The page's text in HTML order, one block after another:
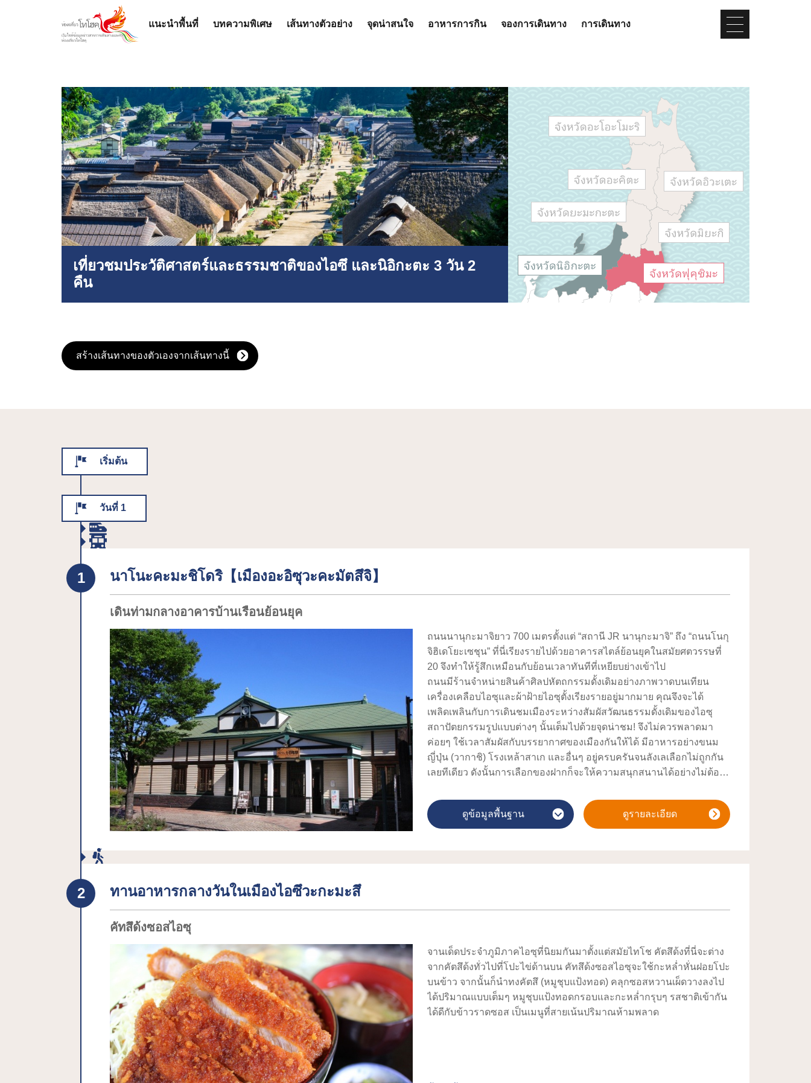
แนะนำพื้นที่ บทความพิเศษ เส้นทางตัวอย่าง จุดน่าสนใจ อาหารการกิน จองการเดินทาง การเดินทาง
เที่ยวชมประวัติศาสตร์และธรรมชาติของไอซึ และนิอิกะตะ 3 วัน 2
คืน
สร้างเส้นทางของตัวเองจากเส้นทางนี้
เริ่มต้น
วันที่ 1
นาโนะคะมะชิโดริ【เมืองอะอิซุวะคะมัตสึจิ】
เดินท่ามกลางอาคารบ้านเรือนย้อนยุค
ถนนนานุกะมาจิยาว 700 เมตรตั้งแต่ “สถานี JR นานุกะมาจิ” ถึง “ถนนโนกุ
จิฮิเดโยะเซชุน” ที่นี่เรียงรายไปด้วยอาคารสไตล์ย้อนยุคในสมัยศตวรรษที่
20 จึงทำให้รู้สึกเหมือนกับย้อนเวลาทันทีที่เหยียบย่างเข้าไป
ถนนมีร้านจำหน่ายสินค้าศิลปหัตถกรรมดั้งเดิมอย่างภาพวาดบนเทียน
เครื่องเคลือบไอซุและผ้าฝ้ายไอซุตั้งเรียงรายอยู่มากมาย คุณจึงจะได้
เพลิดเพลินกับการเดินชมเมืองระหว่างสัมผัสวัฒนธรรมดั้งเดิมของไอซุ
สถาปัตยกรรมรูปแบบต่างๆ นั้นเต็มไปด้วยจุดน่าชม! จึงไม่ควรพลาดมา
ค่อยๆ ใช้เวลาสัมผัสกับบรรยากาศของเมืองกันให้ได้ มีอาหารอย่างขนม
ญี่ปุ่น (วากาชิ) โรงเหล้าสาเก และอื่นๆ อยู่ครบครันจนลังเลเลือกไม่ถูกกัน
เลยทีเดียว ดังนั้นการเลือกของฝากก็จะให้ความสนุกสนานได้อย่างไม่ต้อง
ย้อนยุคของเมืองให้มากขึ้นอีกขั้น
ไม่ใช่แค่ร้านค้าหน้าตาเก๋ไก๋เท่านั้น แต่ยังมีสถานที่ที่เกี่ยวพันกับชินเซ็นกุมิ
ของเขตเทศบาล 17 แห่งในภูมิภาคไอซุ คุณจะรู้สึกมีความสุขเมื่อถูกราย
ดูข้อมูลพื้นฐาน ดูรายละเอียด
ทานอาหารกลางวันในเมืองไอซึวะกะมะสึ
คัทสึด้งซอสไอซุ
จานเด็ดประจำภูมิภาคไอซุที่นิยมกันมาตั้งแต่สมัยไทโช คัตสึด้งที่นี่จะต่าง
จากคัตสึด้งทั่วไปที่โปะไข่ด้านบน คัทสึด้งซอสไอซุจะใช้กะหล่ำหั่นฝอยโปะ
บนข้าว จากนั้นก็นำทงคัตสึ (หมูชุบแป้งทอด) คลุกซอสหวานเผ็ดวางลงไป
ได้ปริมาณแบบเต็มๆ หมูชุบแป้งทอดกรอบและกะหล่ำกรุบๆ รสชาติเข้ากัน
ได้ดีกับข้าวราดซอส เป็นเมนูที่สายเน้นปริมาณห้ามพลาด